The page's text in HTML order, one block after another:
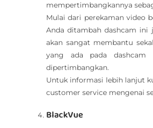
mempertimbangkannya
Mulai dari perekaman video
Anda ditambah dashcam ini
akan sangat membantu
yang ada pada dashcam
dipertimbangkan.
Untuk informasi lebih lanjut
customer service mengenai
BlackVue